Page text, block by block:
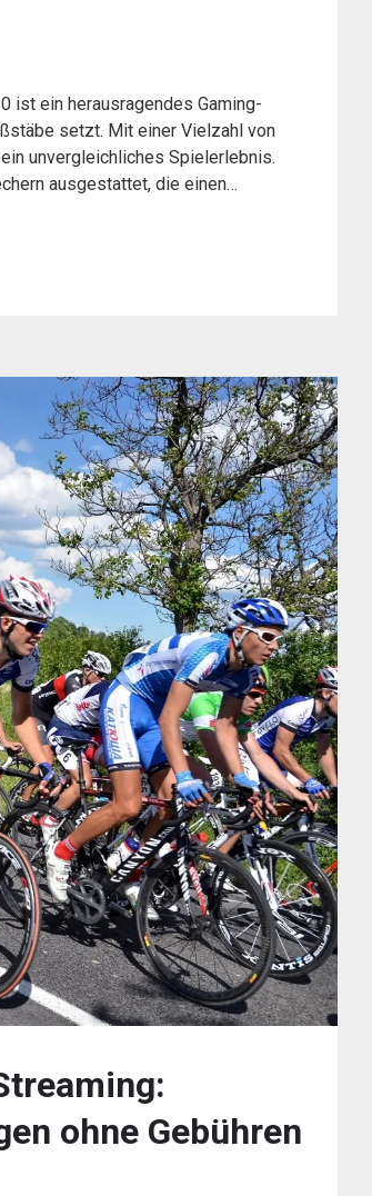
ist ein herausragendes Gaming-
setzt. Mit einer Vielzahl von
unvergleichliches Spielerlebnis.
ausgestattet, die einen…
ohne Gebühren